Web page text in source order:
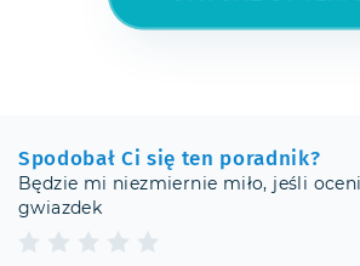
Spodobał Ci się ten poradnik?
Będzie mi niezmiernie miło, jeśli
gwiazdek